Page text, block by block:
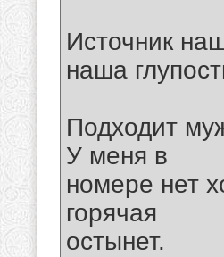
Источник
наша
Подходит
У меня в
номере нет
горячая
остынет.